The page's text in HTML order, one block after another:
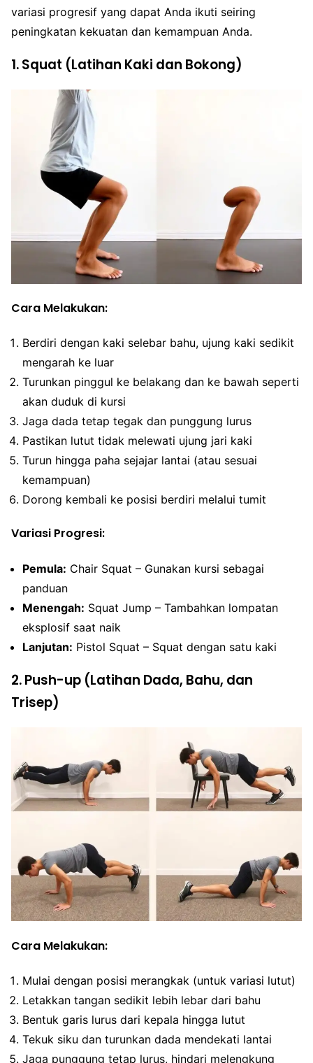
variasi progresif yang dapat Anda ikuti seiring
peningkatan kekuatan dan kemampuan Anda.
1. Squat (Latihan Kaki dan Bokong)
Cara Melakukan:
Berdiri dengan kaki selebar bahu, ujung kaki sedikit
mengarah ke luar
Turunkan pinggul ke belakang dan ke bawah seperti
akan duduk di kursi
Jaga dada tetap tegak dan punggung lurus
Pastikan lutut tidak melewati ujung jari kaki
Turun hingga paha sejajar lantai (atau sesuai
kemampuan)
Dorong kembali ke posisi berdiri melalui tumit
Variasi Progresi:
Pemula: Chair Squat – Gunakan kursi sebagai
panduan
Menengah: Squat Jump – Tambahkan lompatan
eksplosif saat naik
Lanjutan: Pistol Squat – Squat dengan satu kaki
2. Push-up (Latihan Dada, Bahu, dan
Trisep)
Cara Melakukan:
Mulai dengan posisi merangkak (untuk variasi lutut)
Letakkan tangan sedikit lebih lebar dari bahu
Bentuk garis lurus dari kepala hingga lutut
Tekuk siku dan turunkan dada mendekati lantai
Jaga punggung tetap lurus, hindari melengkung